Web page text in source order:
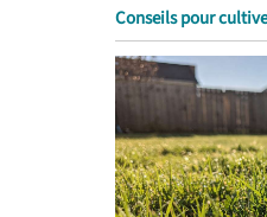
Conseils pour